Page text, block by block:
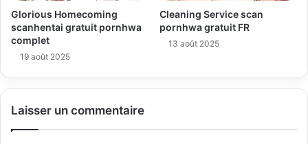
Glorious Homecoming
scanhentai gratuit pornhwa
complet
19 août 2025
Cleaning Service scan
pornhwa gratuit FR
13 août 2025
Laisser un commentaire